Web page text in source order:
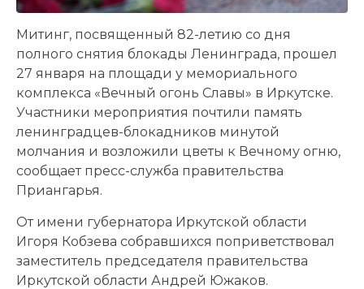
Митинг, посвященный 82-летию со дня
полного снятия блокады Ленинграда, прошел
27 января на площади у мемориального
комплекса «Вечный огонь Славы» в Иркутске.
Участники мероприятия почтили память
ленинградцев-блокадников минутой
молчания и возложили цветы к Вечному огню,
сообщает пресс-служба правительства
Приангарья.
От имени губернатора Иркутской области
Игоря Кобзева собравшихся поприветствовал
заместитель председателя правительства
Иркутской области Андрей Южаков.